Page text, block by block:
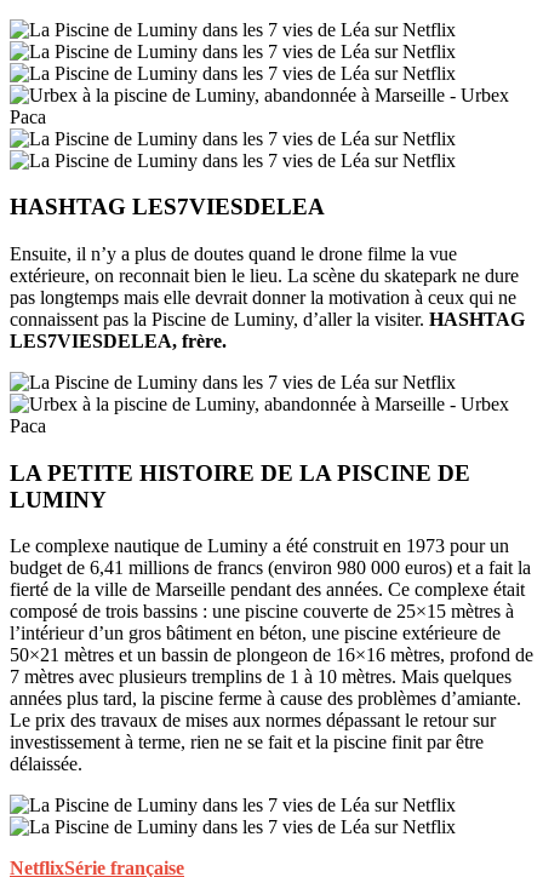
HASHTAG LES7VIESDELEA
Ensuite, il n’y a plus de doutes quand le drone filme la vue
extérieure, on reconnait bien le lieu. La scène du skatepark ne dure
pas longtemps mais elle devrait donner la motivation à ceux qui ne
connaissent pas la Piscine de Luminy, d’aller la visiter. HASHTAG
LES7VIESDELEA, frère.
LA PETITE HISTOIRE DE LA PISCINE DE
LUMINY
Le complexe nautique de Luminy a été construit en 1973 pour un
budget de 6,41 millions de francs (environ 980 000 euros) et a fait la
fierté de la ville de Marseille pendant des années. Ce complexe était
composé de trois bassins : une piscine couverte de 25×15 mètres à
l’intérieur d’un gros bâtiment en béton, une piscine extérieure de
50×21 mètres et un bassin de plongeon de 16×16 mètres, profond de
7 mètres avec plusieurs tremplins de 1 à 10 mètres. Mais quelques
années plus tard, la piscine ferme à cause des problèmes d’amiante.
Le prix des travaux de mises aux normes dépassant le retour sur
investissement à terme, rien ne se fait et la piscine finit par être
délaissée.
NetflixSérie française